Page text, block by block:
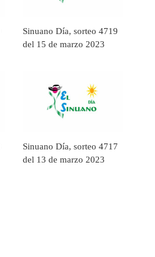
Sinuano Día, sorteo 4719
del 15 de marzo 2023
Sinuano Día, sorteo 4717
del 13 de marzo 2023